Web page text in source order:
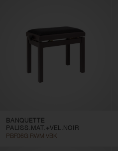
BANQUETTE
PALISS.MAT.+VEL.NOIR
PBF06G RWM VBK